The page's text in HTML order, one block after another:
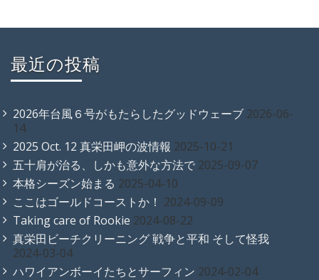
最近の投稿
2026年台風６号がもたらしたグッドウェーブ 2026-06-
14
2025 Oct. 12 真栄田岬の波情報 2025-10-21
五十肩が治る、しかも意外な方法で 2025-09-07
本格シーズン始まる 2025-04-10
ここはゴールドコーストか！ 2024-09-09
Taking care of Rookie 2024-08-22
真栄田ビーチクリーニング 戦争と平和 そして怪我
2024-03-04
ハワイアンボーイたちとサーフィン 2024-02-04